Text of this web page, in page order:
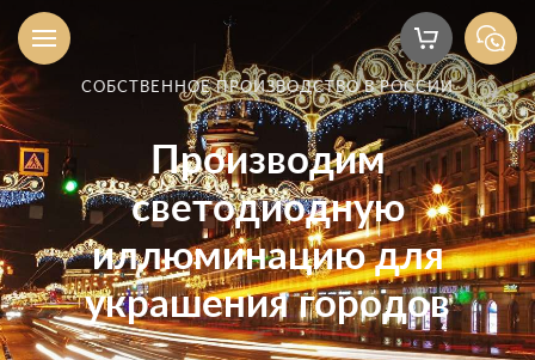
СОБСТВЕННОЕ ПРОИЗВОДСТВО В РОССИИ
Производим
светодиодную
иллюминацию для
украшения городов